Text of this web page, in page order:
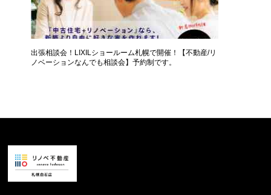
出張相談会！LIXILショールーム札幌で開催！【不動産/リ
ノベーションなんでも相談会】予約制です。